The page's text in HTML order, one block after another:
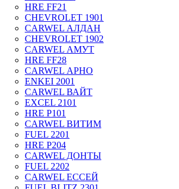
HRE FF21
CHEVROLET 1901
CARWEL АЛДАН
CHEVROLET 1902
CARWEL АМУТ
HRE FF28
CARWEL АРНО
ENKEI 2001
CARWEL ВАЙТ
EXCEL 2101
HRE P101
CARWEL ВИТИМ
FUEL 2201
HRE P204
CARWEL ДОНТЫ
FUEL 2202
CARWEL ЕССЕЙ